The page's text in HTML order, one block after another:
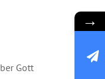
Gott
→